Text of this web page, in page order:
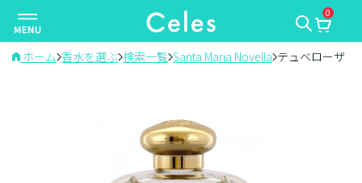
ナ
ビ
ゲ
0
ホーム 香水を選ぶ 検索一覧 Santa Maria Novella テュベローザ